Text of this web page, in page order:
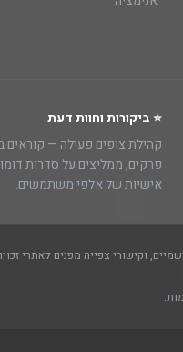
⭐ ביקורות וחוות דעת
קהילת צופים פעילה — קוראים
פרקים, ממליצים על סדרות
אישיות של אלפי משתמשים.
וקישורי צפייה מפנים לאתרי